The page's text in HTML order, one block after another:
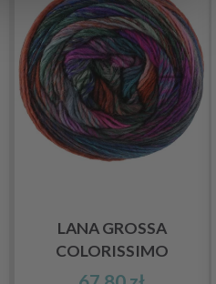
LANA GROSSA
COLORISSIMO